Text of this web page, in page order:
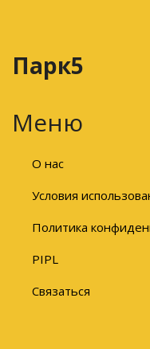
Парк5
Меню
О нас
Условия
Политика
PIPL
Связаться